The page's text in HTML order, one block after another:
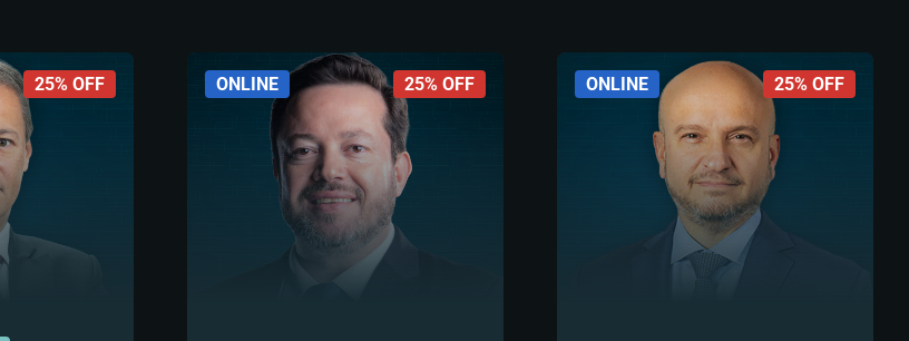
25% OFF ONLINE 25% OFF ONLINE 25% OFF